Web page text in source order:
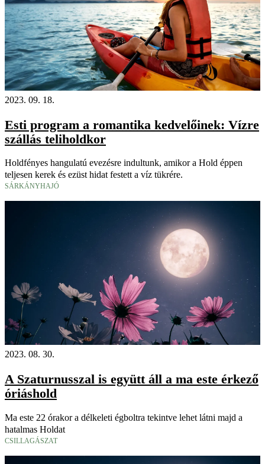
2023. 09. 18.
Esti program a romantika kedvelőinek: Vízre
szállás teliholdkor
Holdfényes hangulatú evezésre indultunk, amikor a Hold éppen
teljesen kerek és ezüst hidat festett a víz tükrére.
SÁRKÁNYHAJÓ
2023. 08. 30.
A Szaturnusszal is együtt áll a ma este érkező
óriáshold
Ma este 22 órakor a délkeleti égboltra tekintve lehet látni majd a
hatalmas Holdat
CSILLAGÁSZAT